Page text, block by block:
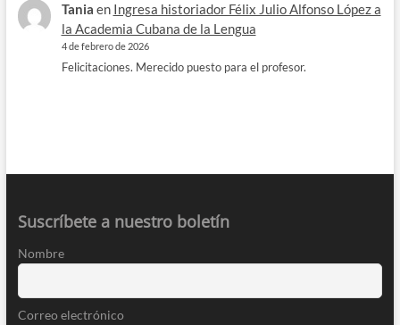
Tania en Ingresa historiador Félix Julio Alfonso López a
la Academia Cubana de la Lengua
4 de febrero de 2026
Felicitaciones. Merecido puesto para el profesor.
Suscríbete a nuestro boletín
Nombre
Correo electrónico